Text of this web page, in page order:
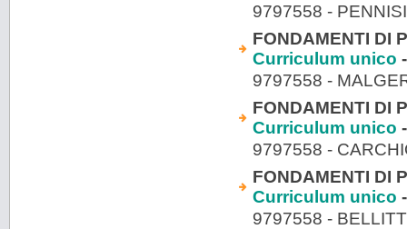
9797558 -
FONDAMENTI DI
Curriculum unico
9797558 -
FONDAMENTI DI
Curriculum unico
9797558 -
FONDAMENTI DI
Curriculum unico
9797558 -